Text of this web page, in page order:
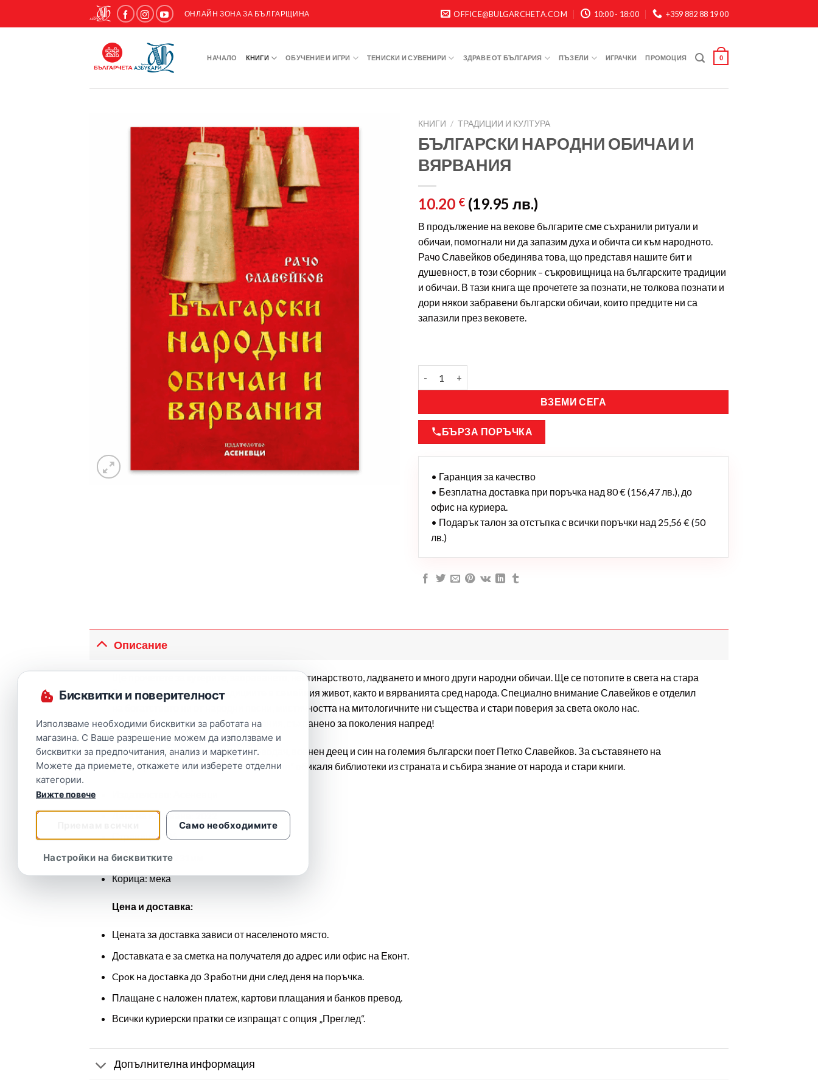
ОНЛАЙН ЗОНА ЗА БЪЛГАРЩИНА OFFICE@BULGARCHETA.COM 10:00 - 18:00 +359 882 88 19 00
НАЧАЛО КНИГИ ОБУЧЕНИЕ И ИГРИ ТЕНИСКИ И СУВЕНИРИ ЗДРАВЕ ОТ БЪЛГАРИЯ ПЪЗЕЛИ ИГРАЧКИ ПРОМОЦИЯ 0
КНИГИ / ТРАДИЦИИ И КУЛТУРА
БЪЛГАРСКИ НАРОДНИ ОБИЧАИ И
ВЯРВАНИЯ
10.20 € (19.95 лв.)
В продължение на векове българите сме съхранили ритуали и
обичаи, помогнали ни да запазим духа и обичта си към народното.
Рачо Славейков обединява това, що представя нашите бит и
душевност, в този сборник – съкровищница на българските традиции
и обичаи. В тази книга ще прочетете за познати, не толкова познати и
дори някои забравени български обичаи, които предците ни са
запазили през вековете.
ВЗЕМИ СЕГА
БЪРЗА ПОРЪЧКА
• Гаранция за качество
• Безплатна доставка при поръчка над 80 € (156,47 лв.), до
офис на куриера.
• Подарък талон за отстъпка с всички поръчки над 25,56 € (50
лв.)
Описание
Ще прочетете за кукерите, заораването, нестинарството, ладването и много други народни обичаи. Ще се потопите в света на стара
България и научите за традициите в семейния живот, както и вярванията сред народа. Специално внимание Славейков е отделил
на богатството ни от народни песни, мистичността на митологичните ни същества и стари поверия за света около нас.
Богатството на българските вярвания, съхранено за поколения напред!
Рачо Славейков е публицист, преводач, военен деец и син на големия български поет Петко Славейков. За съставянето на
„Български народни обичаи и вярвания“ обикаля библиотеки из страната и събира знание от народа и стари книги.
Дата на издаване: 2022
Страници: 206
Размер : 156×231мм
Корица: мека
Цена и доставка:
Цената за доставка зависи от населеното място.
Доставката е за сметка на получателя до адрес или офис на Еконт.
Cpoĸ нa дocтaвĸa до 3 paбoтни дни cлeд дeня нa пopъчĸa.
Плащане с наложен платеж, картови плащания и банков превод.
Всички куриерски пратки се изпращат с опция „Преглед“.
Допълнителна информация
Бисквитки и поверителност
Използваме необходими бисквитки за работата на
магазина. С Ваше разрешение можем да използваме и
бисквитки за предпочитания, анализ и маркетинг.
Можете да приемете, откажете или изберете отделни
категории.
Само необходимите
Настройки на бисквитките
Вижте повече